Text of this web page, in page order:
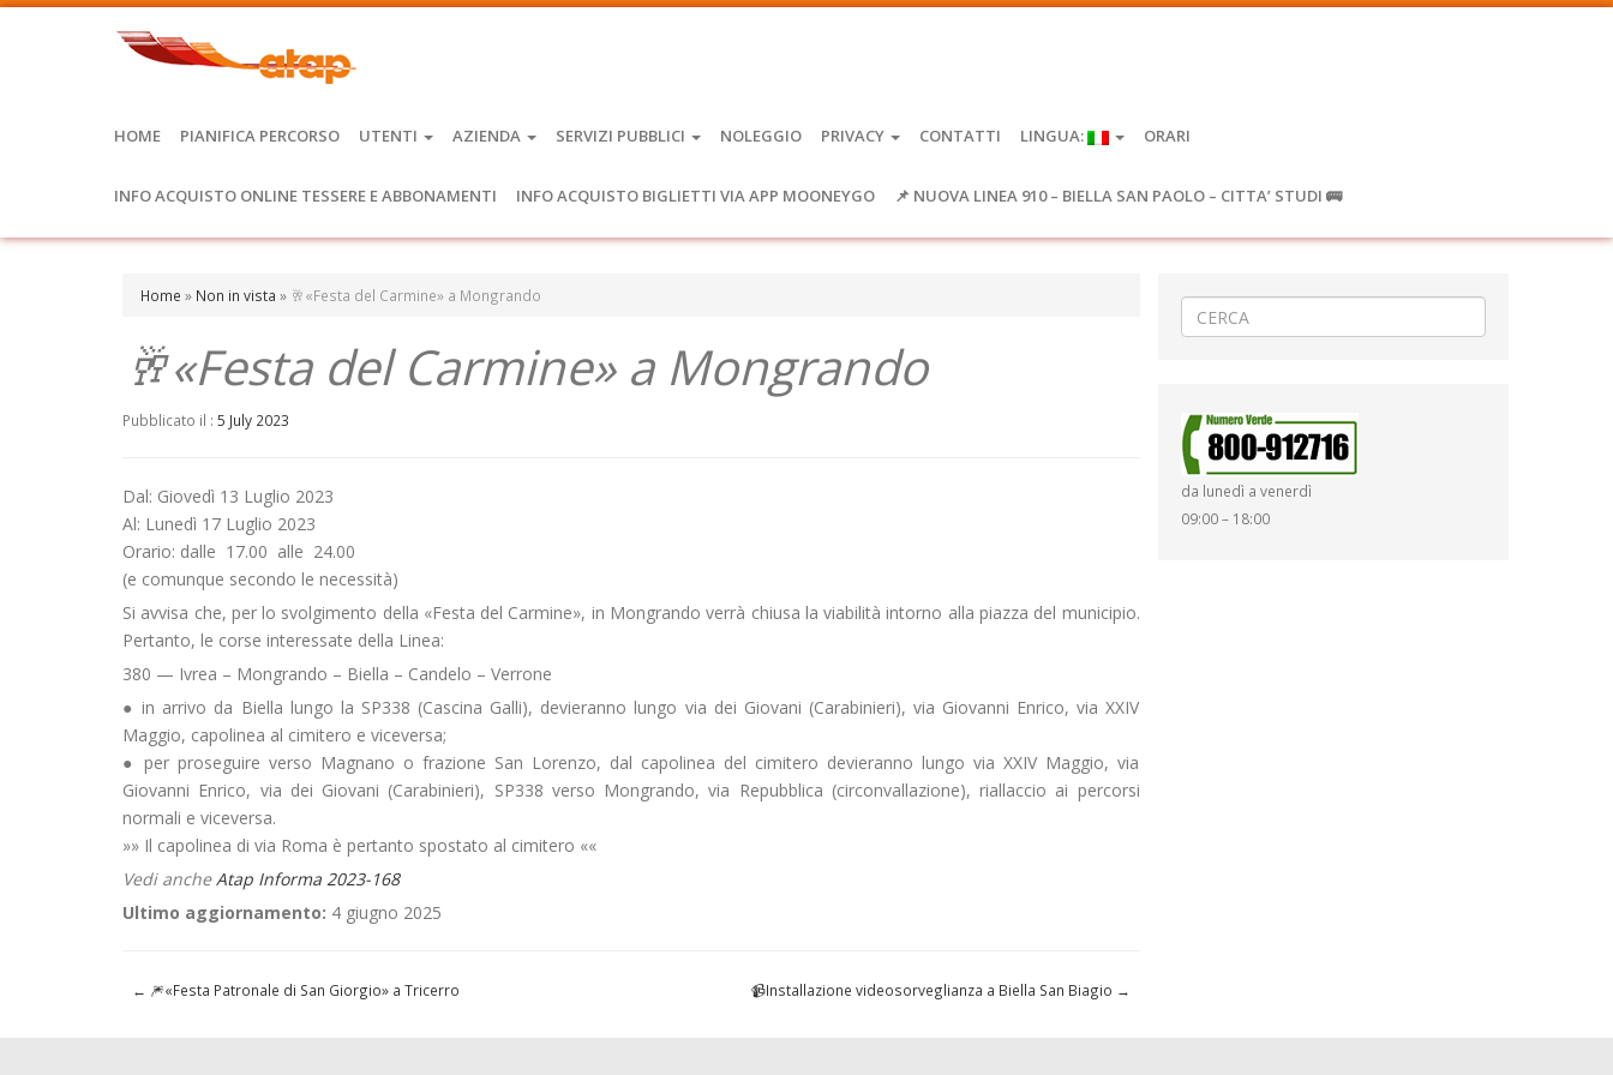
HOME PIANIFICA PERCORSO UTENTI AZIENDA SERVIZI PUBBLICI NOLEGGIO PRIVACY CONTATTI LINGUA: ORARI
INFO ACQUISTO ONLINE TESSERE E ABBONAMENTI INFO ACQUISTO BIGLIETTI VIA APP MOONEYGO 📌 NUOVA LINEA 910 – BIELLA SAN PAOLO – CITTA’ STUDI 🚌
Home » Non in vista » 🥂«Festa del Carmine» a Mongrando
🥂«Festa del Carmine» a Mongrando
Pubblicato il : 5 July 2023
Dal: Giovedì 13 Luglio 2023
Al: Lunedì 17 Luglio 2023
Orario: dalle 17.00 alle 24.00
(e comunque secondo le necessità)
Si avvisa che, per lo svolgimento della «Festa del Carmine», in Mongrando verrà chiusa la viabilità intorno alla piazza del municipio.
Pertanto, le corse interessate della Linea:
380 — Ivrea – Mongrando – Biella – Candelo – Verrone
● in arrivo da Biella lungo la SP338 (Cascina Galli), devieranno lungo via dei Giovani (Carabinieri), via Giovanni Enrico, via XXIV
Maggio, capolinea al cimitero e viceversa;
● per proseguire verso Magnano o frazione San Lorenzo, dal capolinea del cimitero devieranno lungo via XXIV Maggio, via
Giovanni Enrico, via dei Giovani (Carabinieri), SP338 verso Mongrando, via Repubblica (circonvallazione), riallaccio ai percorsi
normali e viceversa.
»» Il capolinea di via Roma è pertanto spostato al cimitero ««
Vedi ancheAtap Informa 2023-168
Ultimo aggiornamento: 4 giugno 2025
← 🎆«Festa Patronale di San Giorgio» a Tricerro 📹Installazione videosorveglianza a Biella San Biagio →
da lunedì a venerdì
09:00 – 18:00